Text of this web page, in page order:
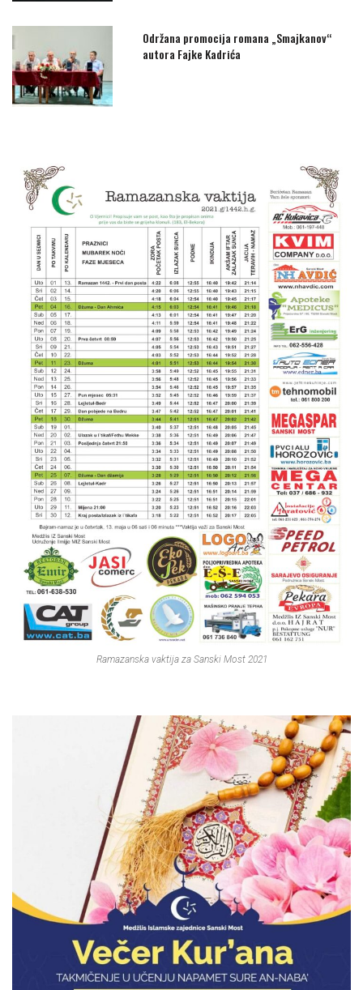
Održana promocija romana „Smajkanov“
autora Fajke Kadrića
Ramazanska vaktija za Sanski Most 2021